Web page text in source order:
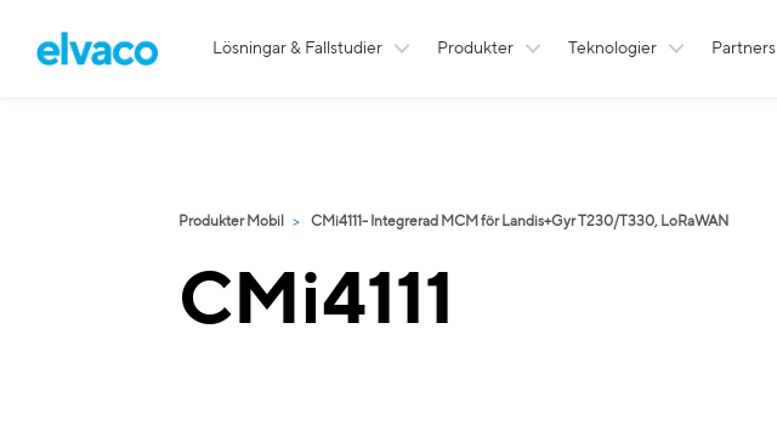
Lösningar & Fallstudier Produkter Teknologier Partners
Produkter Mobil CMi4111- Integrerad MCM för Landis+Gyr T230/T330, LoRaWAN
CMi4111